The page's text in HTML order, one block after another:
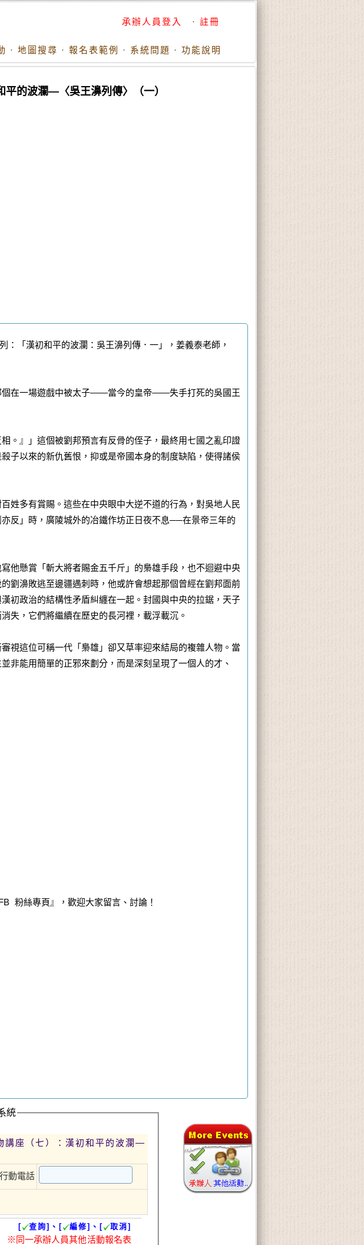
承辦人員登入 · 註冊
· 地圖搜尋 · 報名表範例 · 系統問題 · 功能說明
平的波瀾—〈吳王濞列傳〉（一）
「漢初和平的波瀾：吳王濞列傳．一」，姜義泰老師，
個在一場遊戲中被太子——當今的皇帝——失手打死的吳國王
。』」這個被劉邦預言有反骨的侄子，最終用七國之亂印證
子以來的新仇舊恨，抑或是帝國本身的制度缺陷，使得諸侯
姓多有賞賜。這些在中央眼中大逆不道的行為，對吳地人民
反」時，廣陵城外的冶鐵作坊正日夜不息──在景帝三年的
他懸賞「斬大將者賜金五千斤」的梟雄手段，也不迴避中央
劉濞敗逃至邊疆遇刺時，他或許會想起那個曾經在劉邦面前
初政治的結構性矛盾糾纏在一起。封國與中央的拉鋸，天子
失，它們將繼續在歷史的長河裡，載浮載沉。
視這位可稱一代「梟雄」卻又草率迎來結局的複雜人物。當
非能用簡單的正邪來劃分，而是深刻呈現了一個人的才、
粉絲專頁』，歡迎大家留言、討論！
統
講座（七）：漢初和平的波瀾—
行動電話
[ 查詢]、[ 編修]、[ 取消]
※同一承辦人員其他活動報名表